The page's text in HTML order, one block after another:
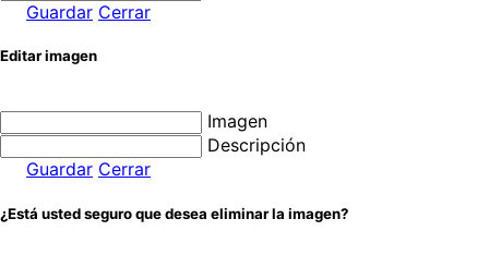
Guardar Cerrar
Editar imagen
Imagen
Descripción
Guardar Cerrar
¿Está usted seguro que desea eliminar la imagen?